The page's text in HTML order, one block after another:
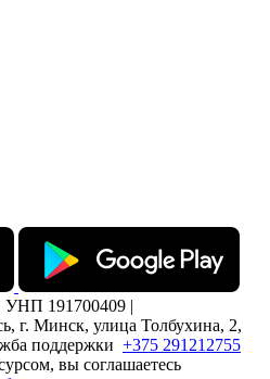
191700409 |
г. Минск, улица Толбухина, 2,
поддержки +375 291212755
вы соглашаетесь